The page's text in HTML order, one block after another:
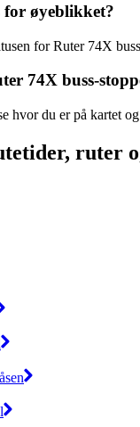
for øyeblikket?
for Ruter 74X buss
74X buss-
hvor du er på kartet
ruter